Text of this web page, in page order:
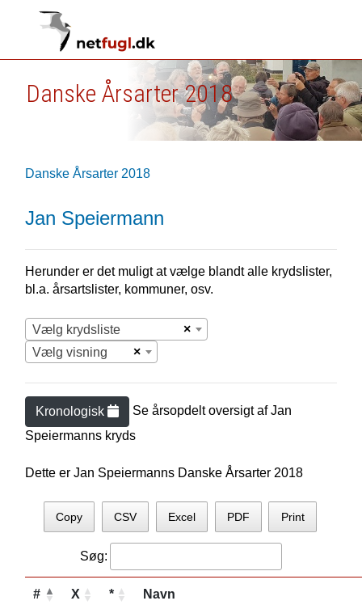
Danske Årsarter 2018
Danske Årsarter 2018
Jan Speiermann
Herunder er det muligt at vælge blandt alle krydslister,
bl.a. årsartslister, kommuner, osv.
×
Vælg krydsliste
×
Vælg visning
Kronologisk Se årsopdelt oversigt afJan
Speiermanns kryds
Dette er Jan Speiermanns Danske Årsarter 2018
Copy CSV Excel PDF Print
Søg:
# X * Navn